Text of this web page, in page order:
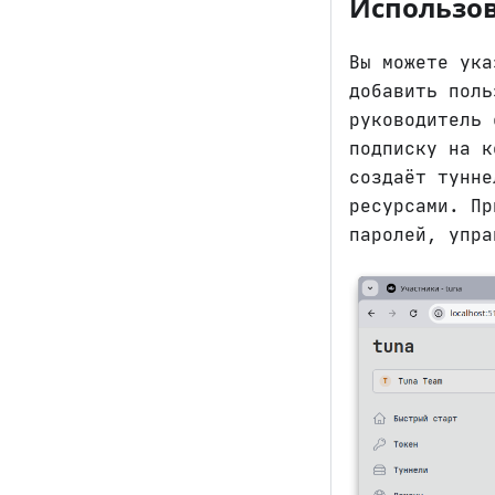
Вы можете
добавить
подписку на
создаёт
ресурсами.
паролей,